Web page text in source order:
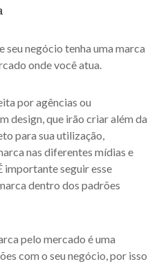
seu negócio tenha uma marca
onde você atua.
por agências ou
design, que irão criar além da
para sua utilização,
nas diferentes mídias e
importante seguir esse
dentro dos padrões
pelo mercado é uma
com o seu negócio, por isso